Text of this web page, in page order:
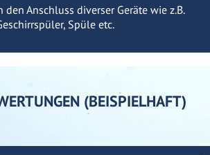
den Anschluss diverser Geräte wie z.B.
Spüle etc.
(BEISPIELHAFT)